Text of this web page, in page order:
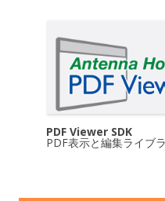
PDF Viewer SDK
PDF表示と編集ライブ